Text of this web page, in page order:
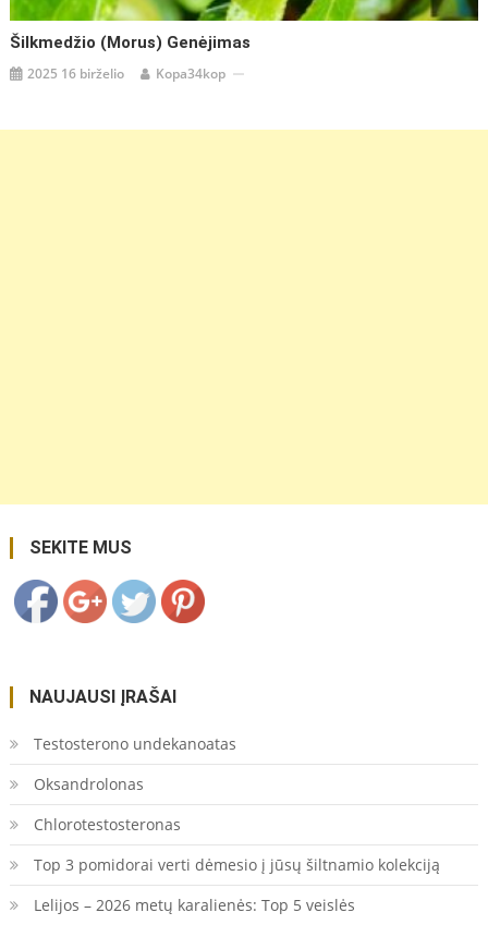
Šilkmedžio (Morus) Genėjimas
2025 16 birželio Kopa34kop
SEKITE MUS
gele/">
NAUJAUSI ĮRAŠAI
Testosterono undekanoatas
Oksandrolonas
Chlorotestosteronas
Top 3 pomidorai verti dėmesio į jūsų šiltnamio kolekciją
Lelijos – 2026 metų karalienės: Top 5 veislės